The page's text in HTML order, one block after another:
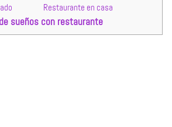
Restaurante en casa
sueños con restaurante